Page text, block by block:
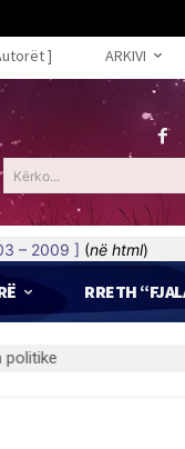
] ARKIVI
Kërko...
– 2009 ] (në html)
RRETH